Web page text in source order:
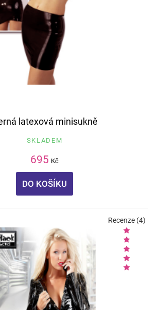
latexová minisukně
SKLADEM
695 Kč
DO KOŠÍKU
Recenze (4)